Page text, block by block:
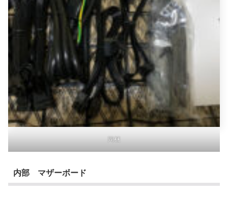
同梱
内部 マザーボード